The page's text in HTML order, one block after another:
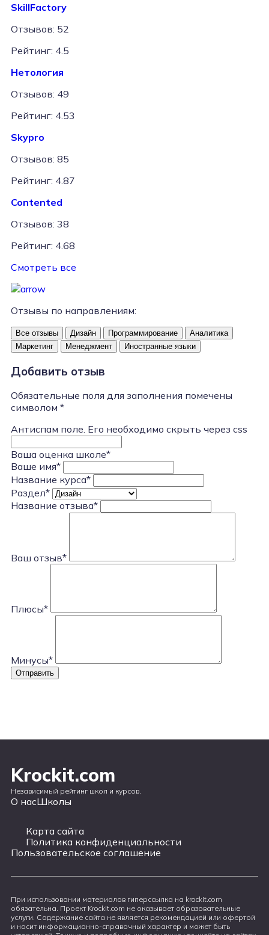
SkillFactory
Отзывов: 52
Рейтинг: 4.5
Нетология
Отзывов: 49
Рейтинг: 4.53
Skypro
Отзывов: 85
Рейтинг: 4.87
Contented
Отзывов: 38
Рейтинг: 4.68
Смотреть все
Отзывы по направлениям:
Все отзывы Дизайн Программирование
Аналитика
Маркетинг
Менеджмент Иностранные языки
Добавить отзыв
Обязательные поля для заполнения помечены
символом *
Антиспам поле. Его необходимо скрыть через css
Ваша оценка школе*
Ваше имя*
Название курса*
Раздел*
Название отзыва*
Ваш отзыв*
Плюсы*
Минусы*
Krockit.com
Независимый рейтинг школ и курсов.
О насШколы
Карта сайта
Политика конфиденциальности
Пользовательское соглашение
При использовании материалов гиперссылка на krockit.com
обязательна. Проект Krockit.com не оказывает образовательные
услуги. Содержание сайта не является рекомендацией или офертой
и носит информационно-справочный характер и может быть